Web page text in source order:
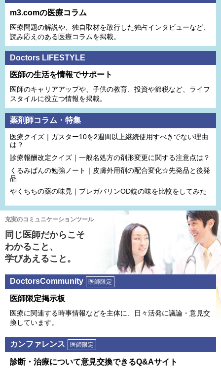
m3.comの医療コラム
医療問題の解説や、独⾃取材を敢⾏した独占インタビューなど、
読み応えのある医療コラムを掲載。
Doctors LIFESTYLE
医師の生活を情報でサポート
医師のキャリアアップや、子供の教育、投資や節税など、ライフ
スタイルに役立つ情報を掲載。
薬剤師コラム・特集
医療クイズ｜ガスター10を2週間以上継続使用すべきでない理由
は？
診療報酬改定クイズ｜一般名処方の剤形変更に関する注意点は？
くるみぱんの勉強ノート｜皮膚外用剤の配合変化☆先発品と後発
品
やくちちの薬の味見｜プレガバリンOD錠の味を比較をしてみた
充実のコミュニケーションツール
同じ医師だからこそ
わかること、
学びあえること。
DoctorsCommunity 医師限定
医師限定掲⽰板
医療に関連する時事情報などを主体に、⽇々活発に議論・意⾒交
換しています。
カンファレンス 医師限定
診断・治療について意⾒交換できるQ&Aサイト